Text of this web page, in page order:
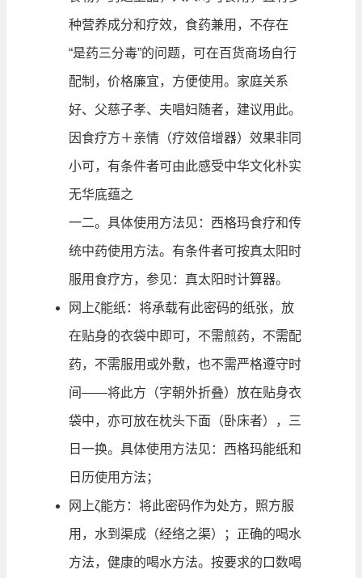
种营养成分和疗效，食药兼用，不存在
“是药三分毒”的问题，可在百货商场自行
配制，价格廉宜，方便使用。家庭关系
好、父慈子孝、夫唱妇随者，建议用此。
因食疗方＋亲情（疗效倍增器）效果非同
小可，有条件者可由此感受中华文化朴实
无华底蕴之
一二。具体使用方法见： 西格玛食疗和传
统中药使用方法。有条件者可按真太阳时
服用食疗方，参见： 真太阳时计算器。
网上ζ能纸：将承载有此密码的纸张，放
在贴身的衣袋中即可，不需煎药，不需配
药，不需服用或外敷，也不需严格遵守时
间——将此方（字朝外折叠）放在贴身衣
袋中，亦可放在枕头下面（卧床者），三
日一换。具体使用方法见： 西格玛能纸和
日历使用方法 ；
网上ζ能方：将此密码作为处方，照方服
用，水到渠成（经络之渠）；正确的喝水
方法，健康的喝水方法。按要求的口数喝